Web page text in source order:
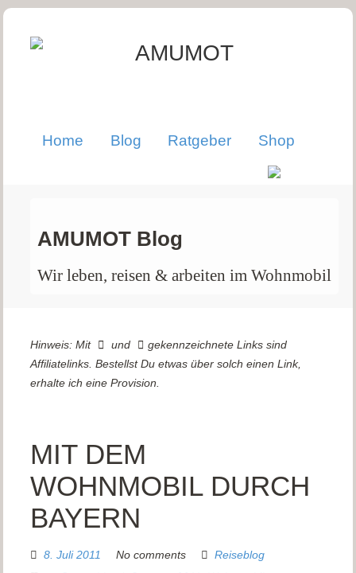
Home Blog Ratgeber Shop
AMUMOT Blog
Wir leben, reisen & arbeiten im Wohnmobil
Hinweis: Mit und
gekennzeichnete Links sind
Affiliatelinks. Bestellst Du etwas über solch einen Link,
erhalte ich eine Provision.
MIT DEM
WOHNMOBIL DURCH
BAYERN
8. Juli 2011 No comments
Reiseblog